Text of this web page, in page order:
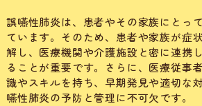
誤嚥性肺炎は、患者やその家族にとっ
ています。そのため、患者や家族が症
解し、医療機関や介護施設と密に連携
ることが重要です。さらに、医療従事
識やスキルを持ち、早期発見や適切な
嚥性肺炎の予防と管理に不可欠です。